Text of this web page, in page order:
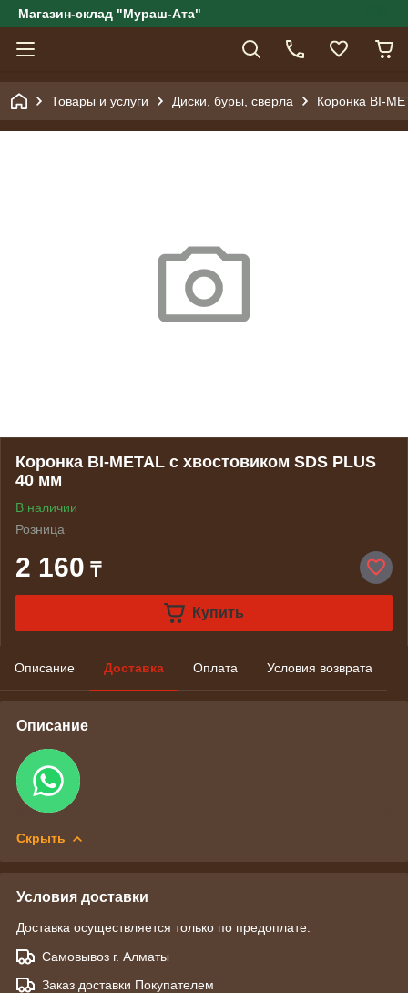
Магазин-склад "Мураш-Ата"
Товары и услуги Диски, буры, сверла Коронка BI-
Коронка BI-METAL с хвостовиком SDS PLUS
40 мм
В наличии
Розница
2 160 ₸
Купить
Описание Доставка Оплата Условия возврата
Описание
Скрыть
Условия доставки
Доставка осуществляется только по предоплате.
Самовывоз г. Алматы
Заказ доставки Покупателем